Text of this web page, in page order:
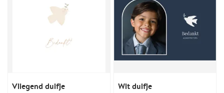
Vliegend duifje Wit duifje